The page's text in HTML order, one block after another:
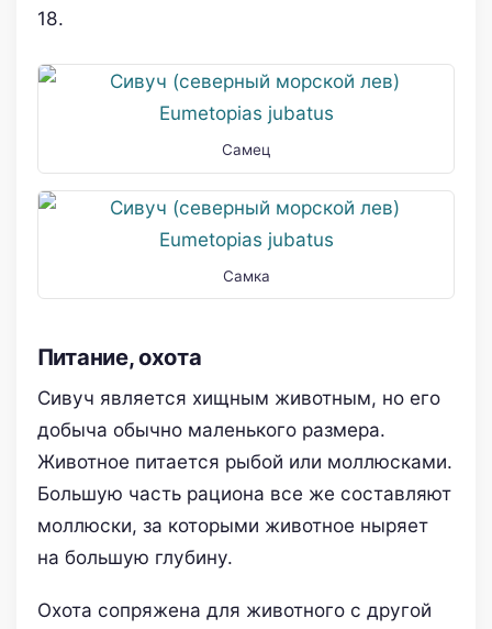
18.
Самец
Самка
Питание, охота
Сивуч является хищным животным, но его
добыча обычно маленького размера.
Животное питается рыбой или моллюсками.
Большую часть рациона все же составляют
моллюски, за которыми животное ныряет
на большую глубину.
Охота сопряжена для животного с другой